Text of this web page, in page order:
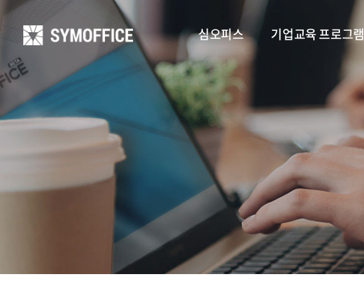
심오피스 기업교육 프로그램